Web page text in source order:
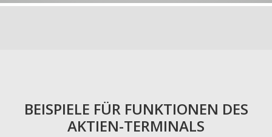
BEISPIELE FÜR FUNKTIONEN DES
AKTIEN-TERMINALS